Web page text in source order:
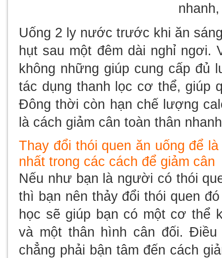
Uống 2 ly nước trước khi ăn
hụt sau một đêm dài nghỉ
không những giúp cung cấp
tác dụng thanh lọc cơ thể, giúp
Đông thời còn hạn chế lượng
là cách giảm cân toàn thân
Thay đổi thói quen ăn uống để
nhất trong các cách để giảm cân
Nếu như bạn là người có thói
thì bạn nên thảy đổi thói quen
học sẽ giúp bạn có một cơ thể
và một thân hình cân đối.
chẳng phải bận tâm đến cách